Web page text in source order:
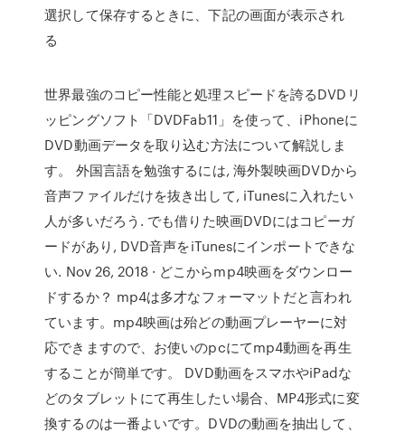
選択して保存するときに、下記の画面が表示され
る
世界最強のコピー性能と処理スピードを誇るDVDリ
ッピングソフト「DVDFab11」を使って、iPhoneに
DVD動画データを取り込む方法について解説しま
す。 外国言語を勉強するには, 海外製映画DVDから
音声ファイルだけを抜き出して, iTunesに入れたい
人が多いだろう. でも借りた映画DVDにはコピーガ
ードがあり, DVD音声をiTunesにインポートできな
い. Nov 26, 2018 · どこからmp4映画をダウンロー
ドするか？ mp4は多才なフォーマットだと言われ
ています。mp4映画は殆どの動画プレーヤーに対
応できますので、お使いのpcにてmp4動画を再生
することが簡単です。 DVD動画をスマホやiPadな
どのタブレットにて再生したい場合、MP4形式に変
換するのは一番よいです。DVDの動画を抽出して、